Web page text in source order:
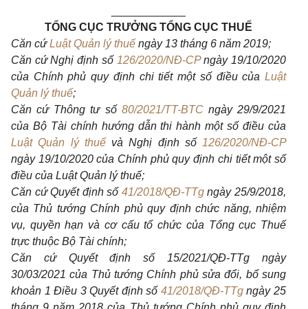
TỔNG CỤC TRƯỞNG TỔNG CỤC THUẾ
Căn cứLuật Quản lý thuế ngày 13 tháng 6 năm 2019;
Căn cứ Nghị định số 126/2020/NĐ-CPngày 19/10/2020
của Chính phủ quy định chi tiết một số điều của Luật
Quản lý thuế;
Căn cứ Thông tư số 80/2021/TT-BTCngày 29/9/2021
của Bộ Tài chính hướng dẫn thi hành một số điều của
Luật Quản lý thuếvà Nghị định số 126/2020/NĐ-CP
ngày 19/10/2020 của Chính phủ quy định chi tiết một số
điều của Luật Quản lý thuế;
Căn cứ Quyết định số 41/2018/QĐ-TTgngày 25/9/2018,
của Thủ tướng Chính phủ quy định chức năng, nhiệm
vụ, quyền hạn và cơ cấu tổ chức của Tổng cục Thuế
trực thuộc Bộ Tài chính;
Căn cứ Quyết định số 15/2021/QĐ-TTg ngày
30/03/2021 của Thủ tướng Chính phủ sửa đổi, bổsung
khoản 1 Điều 3 Quyết định số 41/2018/QĐ-TTgngày 25